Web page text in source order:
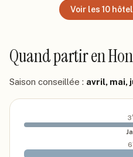
Voir les 10
Quand partiren
Saison conseillée : avril, mai,
3
6